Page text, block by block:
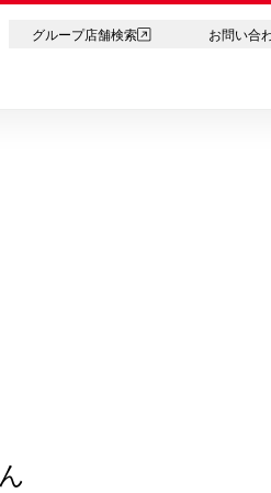
グループ店舗検索 お問い合